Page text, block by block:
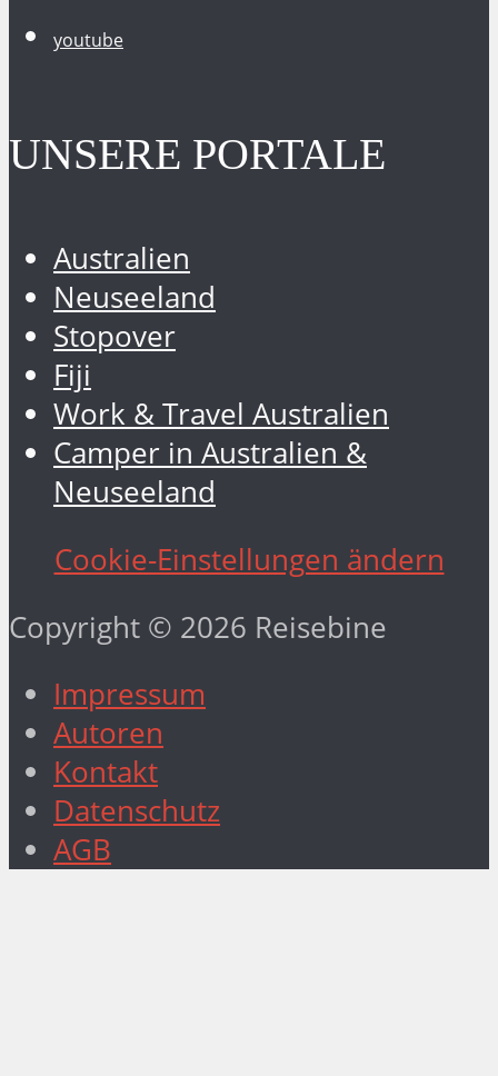
youtube
UNSERE PORTALE
Australien
Neuseeland
Stopover
Fiji
Work & Travel Australien
Camper in Australien &
Neuseeland
Cookie-Einstellungen ändern
Copyright © 2026 Reisebine
Impressum
Autoren
Kontakt
Datenschutz
AGB